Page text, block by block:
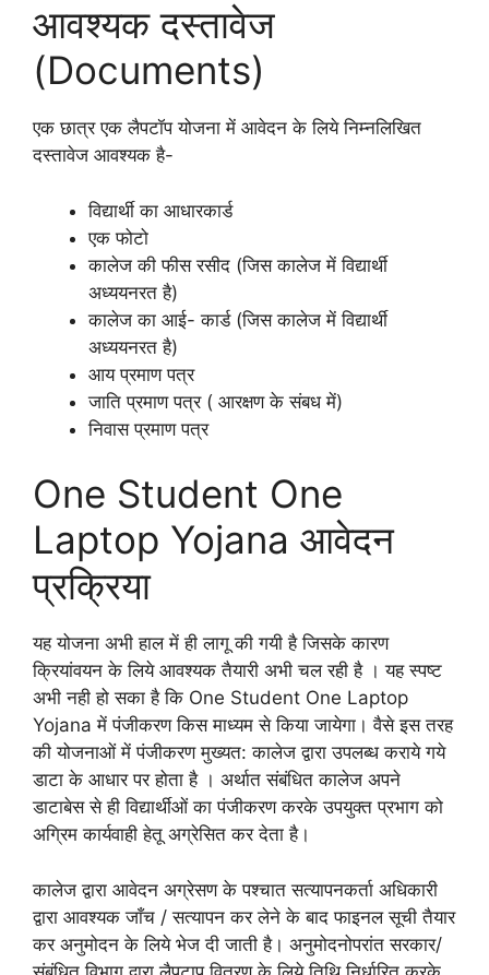
आवश्यक दस्तावेज
(Documents)
एक छात्र एक लैपटॉप योजना में आवेदन के लिये निम्नलिखित
दस्तावेज आवश्यक है‌-
विद्यार्थी का आधारकार्ड
एक फोटो
कालेज की फीस रसीद (जिस कालेज में विद्यार्थी
अध्ययनरत है)
कालेज का आई- कार्ड (जिस कालेज में विद्यार्थी
अध्ययनरत है)
आय प्रमाण पत्र
जाति प्रमाण पत्र ( आरक्षण के संबध में)
निवास प्रमाण पत्र
One Student One
Laptop Yojana आवेदन
प्रक्रिया
यह योजना अभी हाल में ही लागू की गयी है जिसके कारण
क्रियांवयन के लिये आवश्यक तैयारी अभी चल रही है । यह स्पष्ट
अभी नही हो सका है कि One Student One Laptop
Yojana में पंजीकरण किस माध्यम से किया जायेगा। वैसे इस तरह
की योजनाओं में पंजीकरण मुख्यत: कालेज द्वारा उपलब्ध कराये गये
डाटा के आधार पर होता है । अर्थात संबंधित कालेज अपने
डाटाबेस से ही विद्यार्थीओं का पंजीकरण करके उपयुक्त प्रभाग को
अग्रिम कार्यवाही हेतू अग्रेसित कर देता है।
कालेज द्वारा आवेदन अग्रेसण के पश्चात सत्यापनकर्ता अधिकारी
द्वारा आवश्यक जाँच / सत्यापन कर लेने के बाद फाइनल सूची तैयार
कर अनुमोदन के लिये भेज दी जाती है। अनुमोदनोपरांत सरकार/